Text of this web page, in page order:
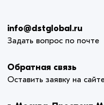
info@dstglobal.ru
Задать вопрос по почте
Обратная связь
Оставить заявку на